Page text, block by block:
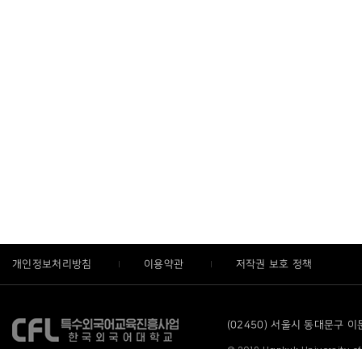
개인정보처리방침 이용약관 저작권 보호 정책
(02450) 서울시 동대문구